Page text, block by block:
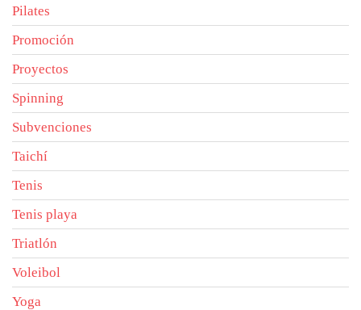
Pilates
Promoción
Proyectos
Spinning
Subvenciones
Taichí
Tenis
Tenis playa
Triatlón
Voleibol
Yoga